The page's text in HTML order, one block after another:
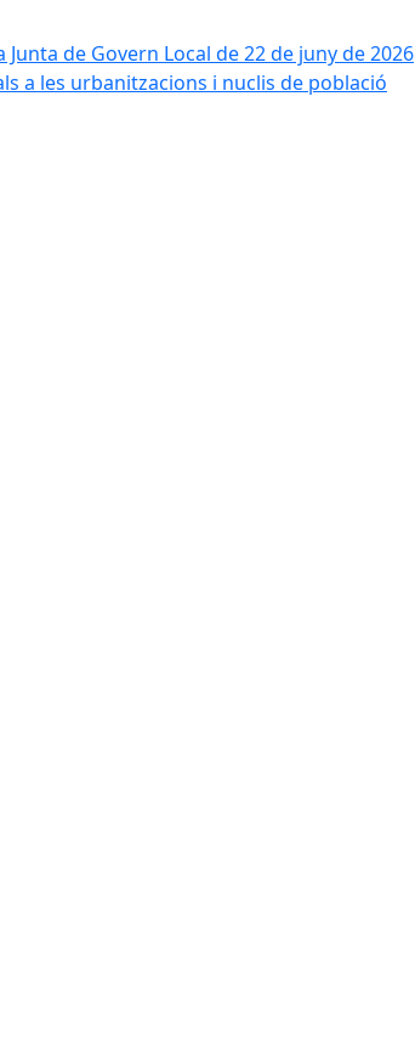
de Govern Local de 22 de juny de 2026
a les urbanitzacions i nuclis de població